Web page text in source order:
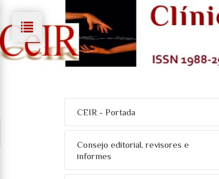
CEIR - Portada
Consejo editorial, revisores e
informes